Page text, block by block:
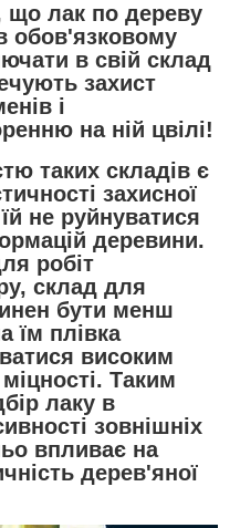
що лак по дереву
обов'язковому
в свій склад
захист
і
на ній цвілі!
таких складів є
захисної
не руйнуватися
деревини.
робіт
склад для
бути менш
їм плівка
високим
Таким
лаку в
зовнішніх
впливає на
дерев'яної